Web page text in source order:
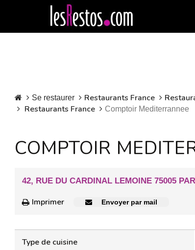
Se restaurer Restaurants France
Restaurants France
Comptoir Mediterrannee
COMPTOIR
42, RUE DU CARDINAL LEMOINE 75005
Imprimer
Envoyer par mail
Type de cuisine